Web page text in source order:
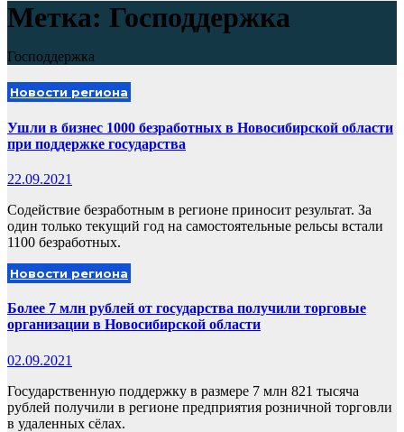
Метка: Господдержка
Господдержка
Новости региона
Ушли в бизнес 1000 безработных в Новосибирской области
при поддержке государства
22.09.2021
Содействие безработным в регионе приносит результат. За
один только текущий год на самостоятельные рельсы встали
1100 безработных.
Новости региона
Более 7 млн рублей от государства получили торговые
организации в Новосибирской области
02.09.2021
Государственную поддержку в размере 7 млн 821 тысяча
рублей получили в регионе предприятия розничной торговли
в удаленных сёлах.